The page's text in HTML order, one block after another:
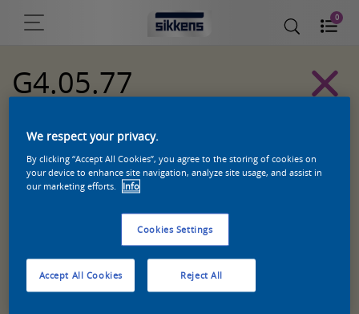
0
G4.05.77
We respect your privacy.
By clicking “Accept All Cookies”, you agree to the storing of cookies on
your device to enhance site navigation, analyze site usage, and assist in
our marketing efforts.
Info
Cookies Settings
Reject All
Accept All Cookies